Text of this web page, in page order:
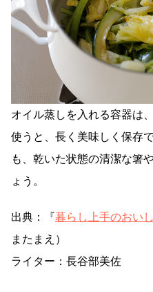
オイル蒸しを入れる容器は
使うと、長く美味しく保存
も、乾いた状態の清潔な箸
ょう。
出典：『暮らし上手のおい
またまえ）
ライター：長谷部美佐